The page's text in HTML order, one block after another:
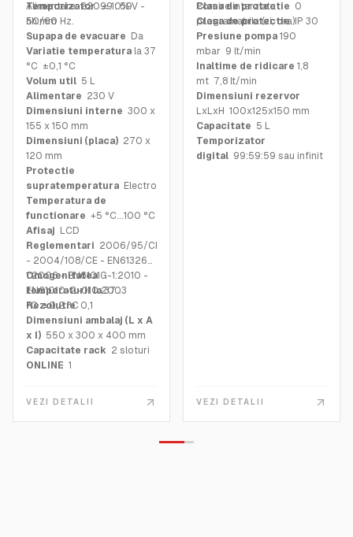
Alimentare: 220 ± 10% V -
50/60 Hz.
Temporizator99 : 59
hh:mm
Supapa de evacuare Da
Variatie temperatura la 37
°C ±0,1 °C
Volum util 5 L
Alimentare 230 V
Dimensiuni interne 300 x
155 x 150 mm
Dimensiuni (placa) 270 x
120 mm
Protectie
supratemperatura Electronica
Temperatura de
functionare +5 °C...100 °C
Afisaj LCD
Reglementari 2006/95/CE
- 2004/108/CE - EN61326-
1:2006 - EN6101G-1:2010 -
EN61010-2-010:2003
Omogenitatea
temperaturii la37
°C ±0,2 °C
Rezolutie0,1
Dimensiuni ambalaj (L x A
x I) 550 x 300 x 400 mm
Capacitate rack 2 sloturi
ONLINE 1
VEZI DETALII
Pornire intarziata
programabila (zi, ora)
Clasa de protectie 0
Clasa de protectieIP 30
Presiune pompa 190
mbar 9 lt/min
Inaltime de ridicare 1,8
mt 7,8 lt/min
Dimensiuni rezervor
LxLxH 100x125x150 mm
Capacitate 5 L
Temporizator
digital 99:59:59 sau infinit
VEZI DETALII